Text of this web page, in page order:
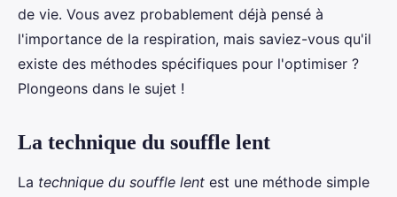
de vie. Vous avez probablement déjà pensé à
l'importance de la respiration, mais saviez-vous qu'il
existe des méthodes spécifiques pour l'optimiser ?
Plongeons dans le sujet !
La technique du souffle lent
La technique du souffle lent est une méthode simple